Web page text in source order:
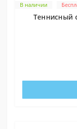
В наличии
Теннисный